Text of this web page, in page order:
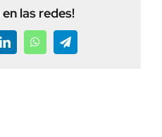
las redes!
LinkedInWhatsAppTelegram